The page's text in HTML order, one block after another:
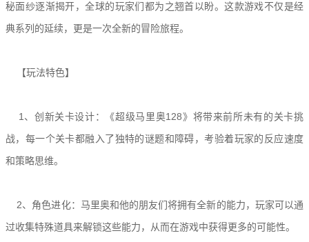
秘面纱逐渐揭开，全球的玩家们都为之翘首以盼。这款游戏不仅是经
典系列的延续，更是一次全新的冒险旅程。
【玩法特色】
1、创新关卡设计：《超级马里奥128》将带来前所未有的关卡挑
战，每一个关卡都融入了独特的谜题和障碍，考验着玩家的反应速度
和策略思维。
2、角色进化：马里奥和他的朋友们将拥有全新的能力，玩家可以通
过收集特殊道具来解锁这些能力，从而在游戏中获得更多的可能性。